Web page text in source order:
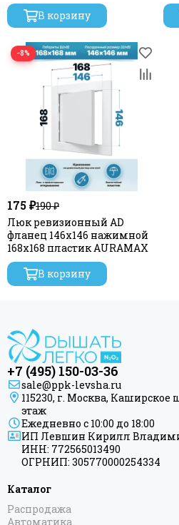
В корзину
−8%
175 ₽190 ₽
Люк ревизионный AD
фланец 146х146 нажимной
168х168 пластик AURAMAX
В корзину
+7 (495) 150-03-36
sale@ppk-levsha.ru
115230, г. Москва, Каширское
этаж
Ежедневно с 10:00 до 18:00
ИП Левшин Кирилл
ИНН: 772565013490
ОГРНИП: 305770000254334
Каталог
Распродажа
Автоматика